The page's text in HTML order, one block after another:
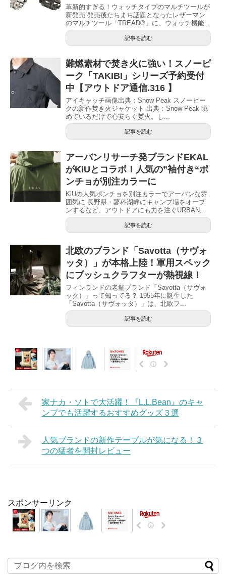
革新的すぎる！ウォッチタイプのマルチツールが
新発売 発売後たちまち話題となったレザーマン
のマルチツール「TREAD®」に、ウォッチ機能...
記事を読む
難燃素材で焚き火に強い！スノーピ
ーク「TAKIBI」シリーズ予約受付
中【アウトドア通信.316 】
アイキャッチ画像出典：Snow Peak スノーピー
クの新作焚き火ジャケット 出典：Snow Peak 眺
めているだけで心安らぐ焚火。し...
記事を読む
アーバンリサーチ発ブランドEKAL
がKiUとコラボ！人気の”袖付き“ポ
ンチョが別注カラーに
KiUの人気ポンチョを別注カラーでアーバンな雰
囲気に 長野県・蓼科湖畔にキャンプ場をオープ
ンするなど、アウトドアにも力を注ぐURBAN...
記事を読む
北欧のブランド「Savotta（サヴォ
ッタ）」が本格上陸！軍用スペック
にブッシュクラフターが熱視線！
フィンランドの老舗ブランド「Savotta（サヴォ
ッタ）」って知ってる？ 1955年に誕生した
「Savotta（サヴォッタ）」は、北欧フ...
記事を読む
家ナカ・ソトで大活躍！『L.L.Bean』のキャ
ンプでも活躍するおすすめグッズ３選
人気ブランドの新作テーブルが気になる！３
つの猛者を開封レビュー
スポンサーリンク